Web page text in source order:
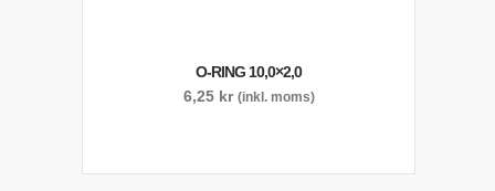
O-RING 10,0×2,0
6,25 kr (inkl. moms)